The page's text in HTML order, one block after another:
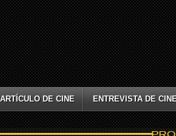
ARTÍCULO DE CINE ENTREVISTA DE